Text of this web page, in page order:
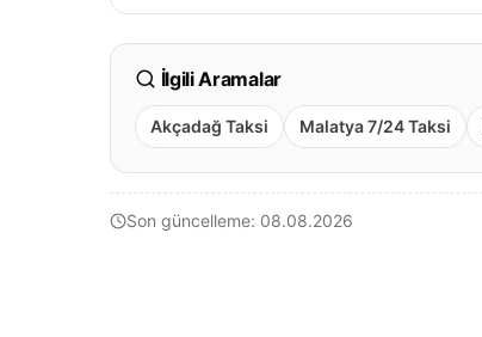
İlgili Aramalar
Akçadağ Taksi Malatya 7/24 Taksi
Son güncelleme: 08.08.2026